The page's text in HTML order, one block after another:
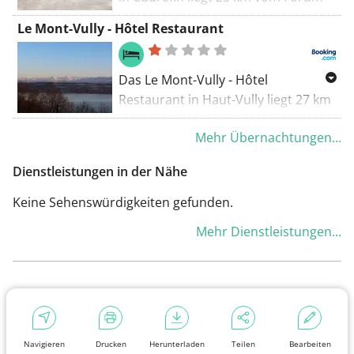
Navigieren Drucken Herunterladen Teilen Bearbeiten
der Region teilnehmen.
Fribourg entfernt und bietet
Unterkünfte mit einem Garten,
kostenfreien Privatparkplätzen,
einer Terrasse und einem
Restaurant.
Le Mont-Vully - Hôtel Restaurant
Das Le Mont-Vully - Hôtel
Restaurant in Haut-Vully liegt 27 km
vom Forum Fribourg entfernt und
bietet Unterkünfte mit einer
Privatparkplätze und ein
Restaurant.
Mehr Übernachtungen...
Dienstleistungen in der Nähe
Keine Sehenswürdigkeiten gefunden.
Mehr Dienstleistungen...